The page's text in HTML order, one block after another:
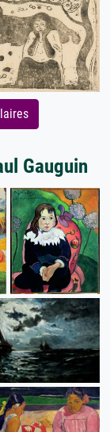
Gauguin